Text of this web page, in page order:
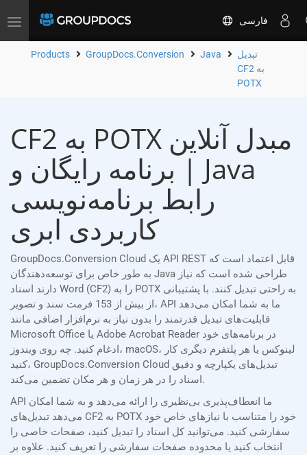
Toggle
فارسی
Products GroupDocs.Conversion Java
تبدیل
CF2 به
POTX
CF2 به POTX مبدل آنلاین
| برنامه رایگان و Java
رابط برنامه‌نویسی
کاربردی ابری
GroupDocs.Conversion Cloud یک API REST قابل اعتماد است که
به طور خاص برای توسعه‌دهندگان Java طراحی شده است که نیاز
دارند اسناد Word (CF2) را به POTX به راحتی تبدیل کنند. با پشتیبانی
از بیش از 153 فرمت سند و تصویر، API ما به شما امکان می‌دهد
قابلیت‌های تبدیل قدرتمند را بدون نیاز به نرم‌افزار اضافی مانند
Microsoft Office یا Adobe Acrobat Reader در برنامه‌های خود
ادغام کنید. چه روی ویندوز، macOS، لینوکس یا هر پلتفرم دیگری کار
کنید، GroupDocs.Conversion Cloud تبدیل‌های یکپارچه و دقیق
اسناد را در هر زمان و هر مکان تضمین می‌کند.
API ما انعطاف‌پذیری بی‌نظیری را ارائه می‌دهد و به شما امکان
می‌دهد تبدیل‌های CF2 به POTX خود را متناسب با نیازهای خاص خود
سفارشی کنید. می‌توانید کل اسناد را تبدیل کنید، صفحات خاصی را
انتخاب کنید یا محدوده صفحات سفارشی را تعریف کنید. علاوه بر